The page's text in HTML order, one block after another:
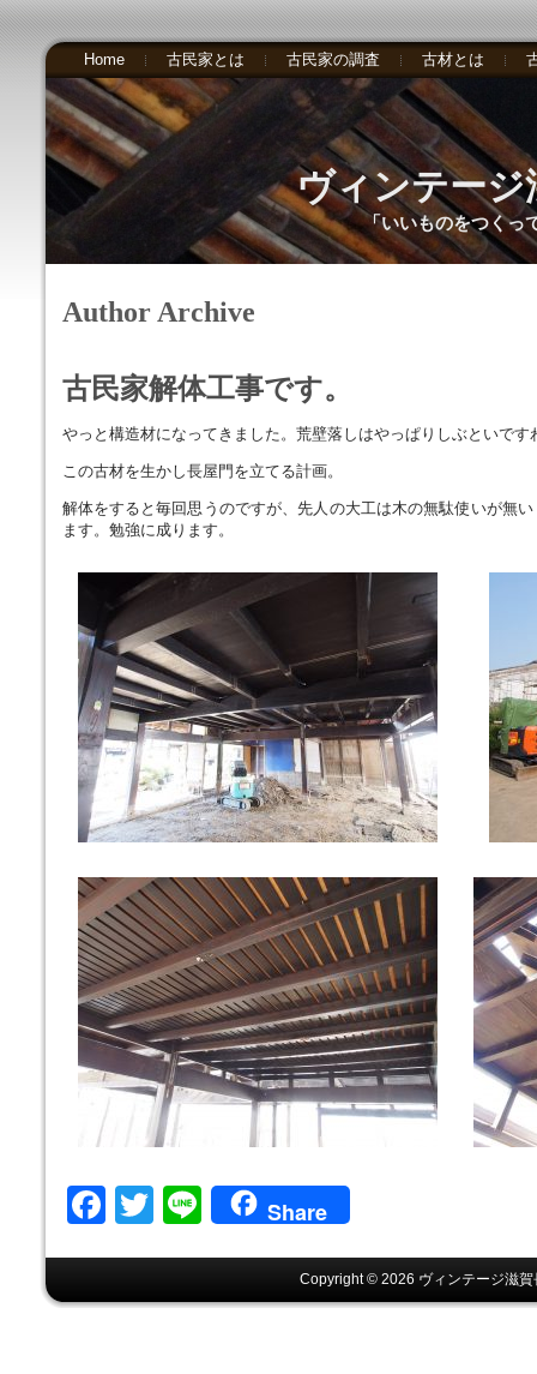
Home 古民家とは 古民家の調査 古材とは
ヴィンテージ
「いいものをつくっ
Author Archive
古民家解体工事です。
やっと構造材になってきました。荒壁落しはやっぱりしぶといで
この古材を生かし長屋門を立てる計画。
解体をすると毎回思うのですが、先人の大工は木の無駄使いが無
ます。勉強に成ります。
Facebook
Twitter
LineShare
Copyright © 2026 ヴィンテージ滋